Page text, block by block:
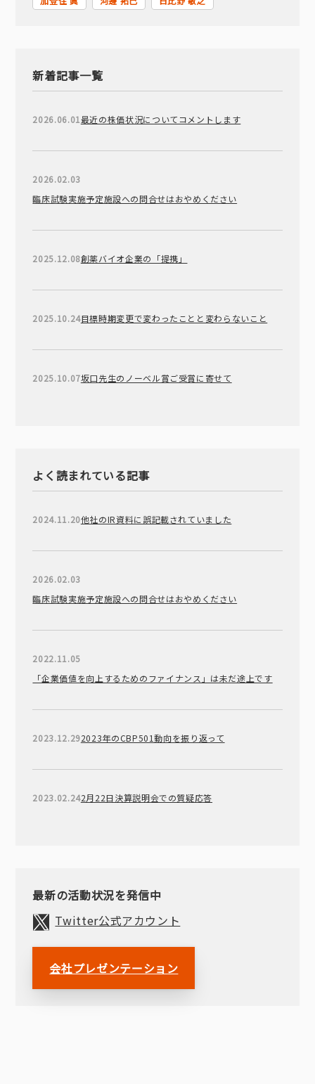
新着記事一覧
2026.06.01最近の株価状況についてコメントします
2026.02.03
臨床試験実施予定施設への問合せはおやめください
2025.12.08創薬バイオ企業の「提携」
2025.10.24目標時期変更で変わったことと変わらないこと
2025.10.07坂口先生のノーベル賞ご受賞に寄せて
よく読まれている記事
2024.11.20他社のIR資料に誤記載されていました
2026.02.03
臨床試験実施予定施設への問合せはおやめください
2022.11.05
「企業価値を向上するためのファイナンス」は未だ途上です
2023.12.292023年のCBP501動向を振り返って
2023.02.242月22日決算説明会での質疑応答
最新の活動状況を発信中
Twitter公式アカウント
会社プレゼンテーション